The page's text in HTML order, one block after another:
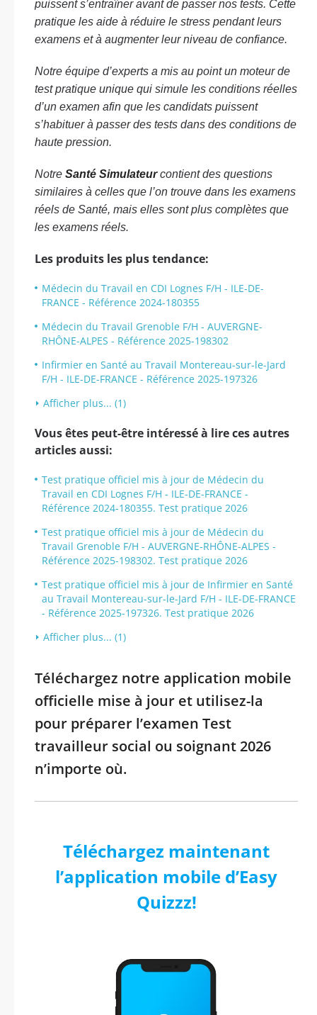
puissent s’entraîner avant de passer nos tests. Cette
pratique les aide à réduire le stress pendant leurs
examens et à augmenter leur niveau de confiance.
Notre équipe d’experts a mis au point un moteur de
test pratique unique qui simule les conditions réelles
d’un examen afin que les candidats puissent
s’habituer à passer des tests dans des conditions de
haute pression.
Notre Santé Simulateurcontient des questions
similaires à celles que l’on trouve dans les examens
réels de Santé, mais elles sont plus complètes que
les examens réels.
Les produits les plus tendance:
Médecin du Travail en CDI Lognes F/H - ILE-DE-
FRANCE - Référence 2024-180355
Médecin du Travail Grenoble F/H - AUVERGNE-
RHÔNE-ALPES - Référence 2025-198302
Infirmier en Santé au Travail Montereau-sur-le-Jard
F/H - ILE-DE-FRANCE - Référence 2025-197326
Afficher plus... (1)
Vous êtes peut-être intéressé à lire ces autres
articles aussi:
Test pratique officiel mis à jour de Médecin du
Travail en CDI Lognes F/H - ILE-DE-FRANCE -
Référence 2024-180355. Test pratique 2026
Test pratique officiel mis à jour de Médecin du
Travail Grenoble F/H - AUVERGNE-RHÔNE-ALPES -
Référence 2025-198302. Test pratique 2026
Test pratique officiel mis à jour de Infirmier en Santé
au Travail Montereau-sur-le-Jard F/H - ILE-DE-FRANCE
- Référence 2025-197326. Test pratique 2026
Afficher plus... (1)
Téléchargez notre application mobile
officielle mise à jour et utilisez-la
pour préparer l’examen Test
travailleur social ou soignant 2026
n’importe où.
Téléchargez maintenant
l’application mobile d’Easy
Quizzz!